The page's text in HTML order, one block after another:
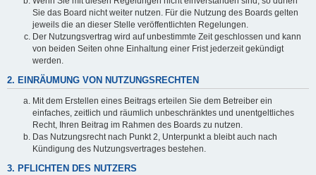
Sie das Board nicht weiter nutzen. Für die Nutzung des Boards gelten
jeweils die an dieser Stelle veröffentlichten Regelungen.
Der Nutzungsvertrag wird auf unbestimmte Zeit geschlossen und kann
von beiden Seiten ohne Einhaltung einer Frist jederzeit gekündigt
werden.
2. EINRÄUMUNG VON NUTZUNGSRECHTEN
Mit dem Erstellen eines Beitrags erteilen Sie dem Betreiber ein
einfaches, zeitlich und räumlich unbeschränktes und unentgeltliches
Recht, Ihren Beitrag im Rahmen des Boards zu nutzen.
Das Nutzungsrecht nach Punkt 2, Unterpunkt a bleibt auch nach
Kündigung des Nutzungsvertrages bestehen.
3. PFLICHTEN DES NUTZERS